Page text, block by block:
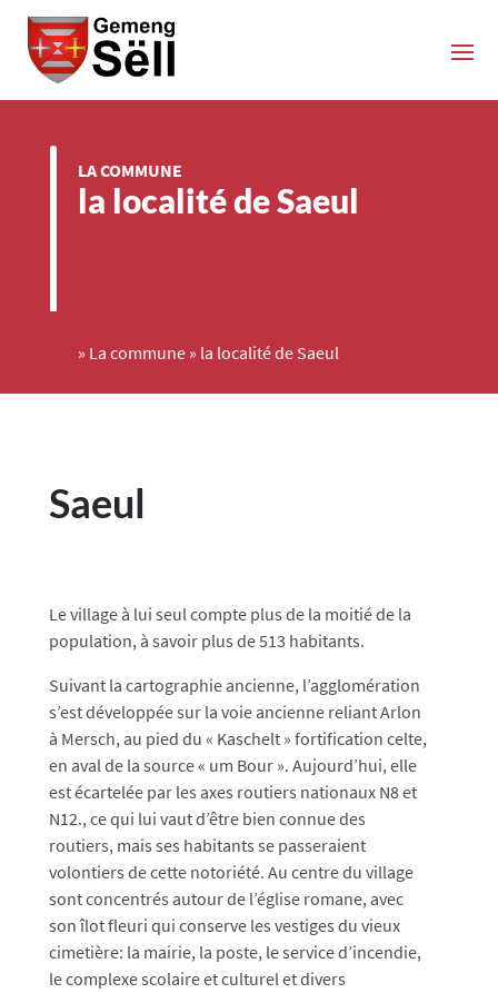
LA COMMUNE
la localité de Saeul
» La commune » la localité de Saeul
Saeul
Le village à lui seul compte plus de la moitié de la
population, à savoir plus de 513 habitants.
Suivant la cartographie ancienne, l’agglomération
s’est développée sur la voie ancienne reliant Arlon
à Mersch, au pied du « Kaschelt » fortification celte,
en aval de la source « um Bour ». Aujourd’hui, elle
est écartelée par les axes routiers nationaux N8 et
N12., ce qui lui vaut d’être bien connue des
routiers, mais ses habitants se passeraient
volontiers de cette notoriété. Au centre du village
sont concentrés autour de l’église romane, avec
son îlot fleuri qui conserve les vestiges du vieux
cimetière: la mairie, la poste, le service d’incendie,
le complexe scolaire et culturel et divers